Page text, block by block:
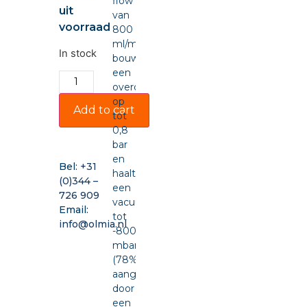
uit
voorraad
In stock
Add to cart
Bel: +31
(0)344 –
726 909
Email:
info@olmia.nl
van
800
ml/min,
bouwt
een
overdruk
op
tot
0,8
bar
en
haalt
een
vacuüm
tot
-800
mbar
(78%),
aangedreven
door
een